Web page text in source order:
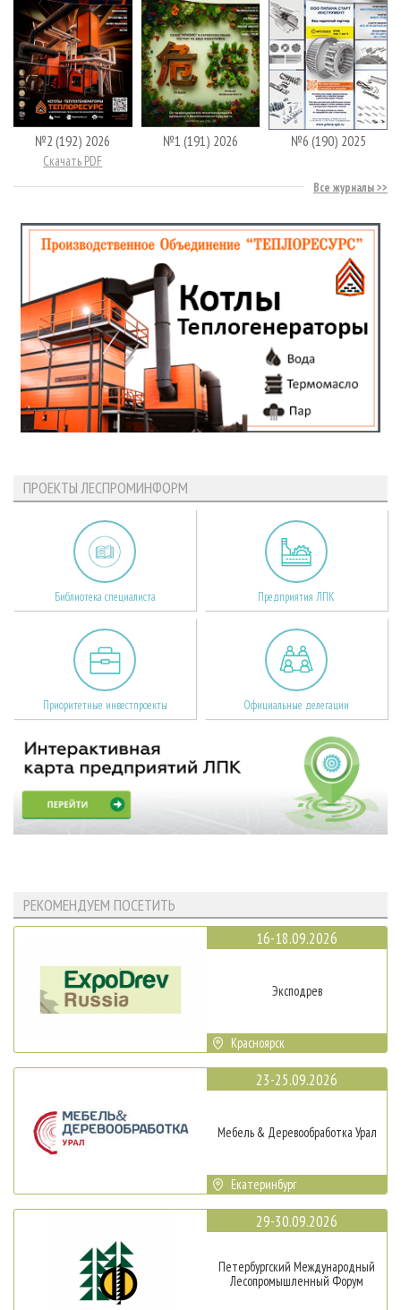
№2 (192) 2026
Скачать PDF
№1 (191) 2026 №6 (190) 2025
Все журналы
ПРОЕКТЫ ЛЕСПРОМИНФОРМ
Библиотека специалиста Предприятия ЛПК
Приоритетные инвестпроекты Официальные делегации
РЕКОМЕНДУЕМ ПОСЕТИТЬ
16-18.09.2026
Эксподрев
Красноярск
23-25.09.2026
Мебель & Деревообработка Урал
Екатеринбург
29-30.09.2026
Петербургский Международный
Лесопромышленный Форум